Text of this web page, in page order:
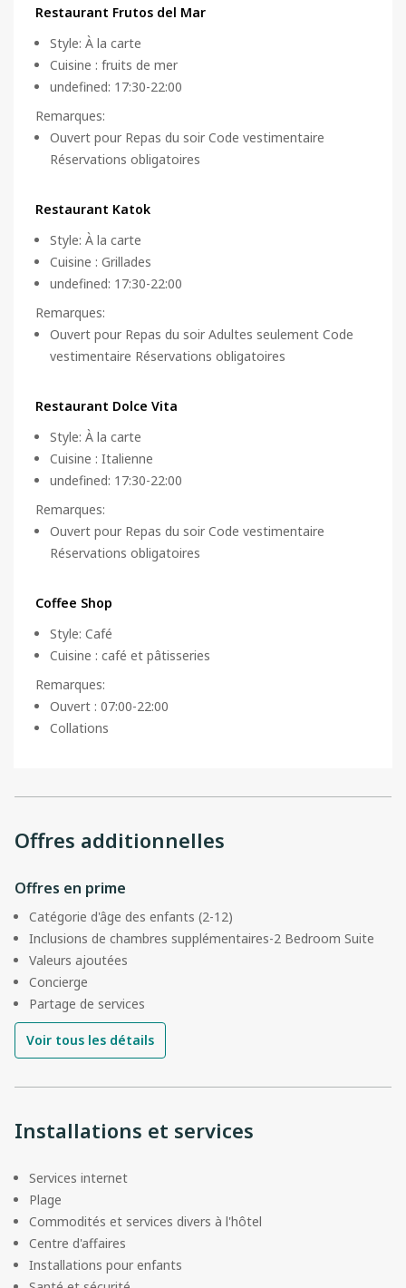
Restaurant Frutos del Mar
Style: À la carte
Cuisine : fruits de mer
undefined: 17:30-22:00
Remarques:
Ouvert pour Repas du soir Code vestimentaire
Réservations obligatoires
Restaurant Katok
Style: À la carte
Cuisine : Grillades
undefined: 17:30-22:00
Remarques:
Ouvert pour Repas du soir Adultes seulement Code
vestimentaire Réservations obligatoires
Restaurant Dolce Vita
Style: À la carte
Cuisine : Italienne
undefined: 17:30-22:00
Remarques:
Ouvert pour Repas du soir Code vestimentaire
Réservations obligatoires
Coffee Shop
Style: Café
Cuisine : café et pâtisseries
Remarques:
Ouvert : 07:00-22:00
Collations
Offres additionnelles
Offres en prime
Catégorie d'âge des enfants (2-12)
Inclusions de chambres supplémentaires-2 Bedroom Suite
Valeurs ajoutées
Concierge
Partage de services
Voir tous les détails
Installations et services
Services internet
Plage
Commodités et services divers à l'hôtel
Centre d'affaires
Installations pour enfants